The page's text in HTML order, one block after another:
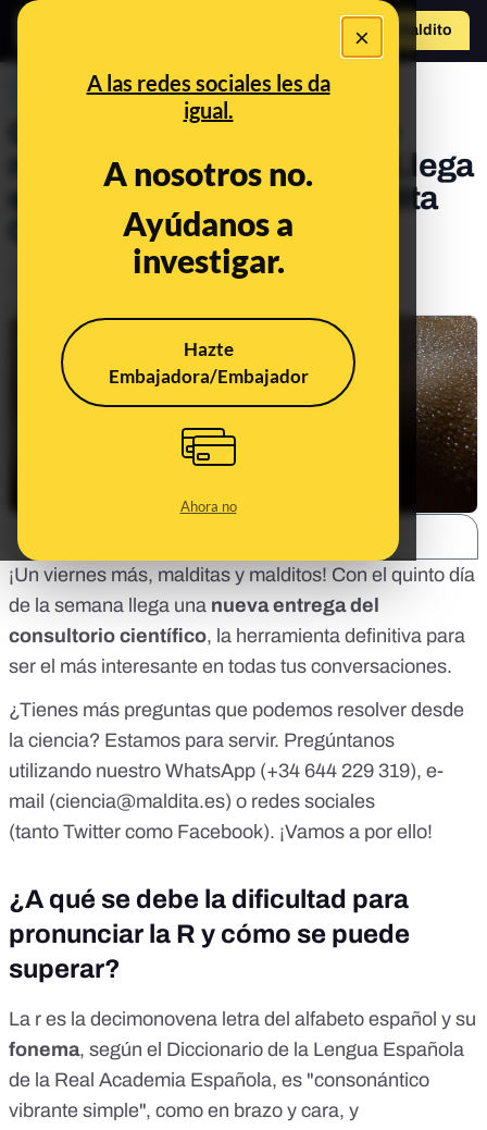
×
A las redes sociales les da
igual.
A nosotros no.
Ayúdanos a
investigar.
Hazte
Embajadora/Embajador
Ahora no
Hazte Maldito
PREBUNKING
Cosquillas, olor del sudor y
músculos que se montan. Llega
el 164º consultorio de Maldita
¡Un viernes más, malditas y malditos! Con el quinto día
de la semana llega una nueva entrega del
consultorio científico, la herramienta definitiva para
ser el más interesante en todas tus conversaciones.
¿Tienes más preguntas que podemos resolver desde
la ciencia? Estamos para servir. Pregúntanos
utilizando nuestro WhatsApp (+34 644 229 319), e-
mail (ciencia@maldita.es) o redes sociales
(tanto Twitter como Facebook). ¡Vamos a por ello!
¿A qué se debe la dificultad para
pronunciar la R y cómo se puede
superar?
La r es la decimonovena letra del alfabeto español y su
fonema, según el Diccionario de la Lengua Española
de la Real Academia Española, es "consonántico
vibrante simple", como en brazo y cara, y